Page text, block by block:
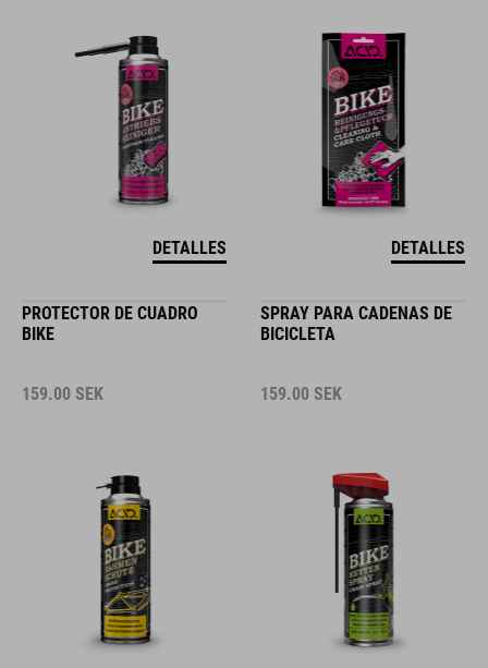
DETALLES DETALLES
PROTECTOR DE CUADRO
BIKE
159.00 SEK
SPRAY PARA CADENAS DE
BICICLETA
159.00 SEK